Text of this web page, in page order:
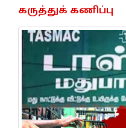
கருத்துக் கணிப்பு